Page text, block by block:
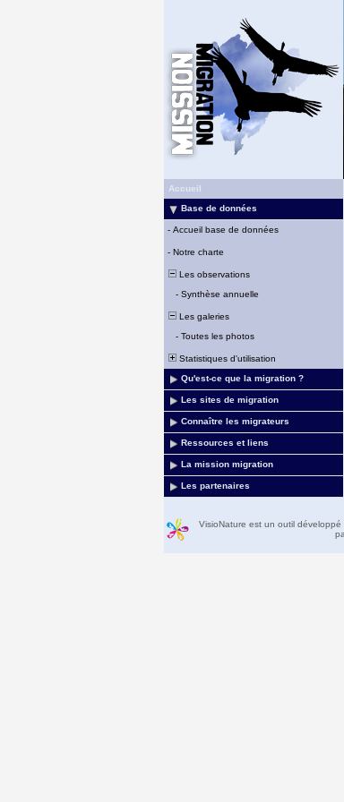
Accueil
Base de données
- Accueil base de données
- Notre charte
Les observations
- Synthèse annuelle
Les galeries
- Toutes les photos
Statistiques d'utilisation
Qu'est-ce que la migration ?
Les sites de migration
Connaître les migrateurs
Ressources et liens
La mission migration
Les partenaires
VisioNature est un outil